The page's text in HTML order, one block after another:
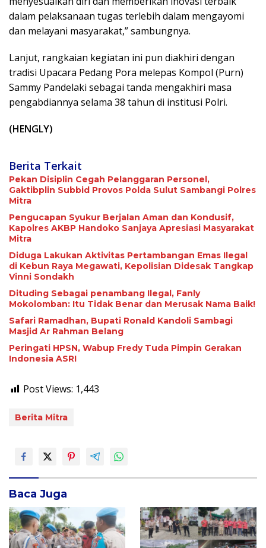
dalam pelaksanaan tugas terlebih dalam mengayomi
dan melayani masyarakat,” sambungnya.
Lanjut, rangkaian kegiatan ini pun diakhiri dengan
tradisi Upacara Pedang Pora melepas Kompol (Purn)
Sammy Pandelaki sebagai tanda mengakhiri masa
pengabdiannya selama 38 tahun di institusi Polri.
(HENGLY)
Berita Terkait
Pekan Disiplin Cegah Pelanggaran Personel,
Gaktibplin Subbid Provos Polda Sulut Sambangi ‎Polres
Mitra
Pengucapan Syukur Berjalan Aman dan Kondusif,
Kapolres AKBP Handoko Sanjaya Apresiasi Masyarakat
Mitra
Diduga Lakukan Aktivitas Pertambangan Emas Ilegal
di Kebun Raya Megawati, Kepolisian Didesak Tangkap
Vinni Sondakh
Dituding Sebagai penambang Ilegal, Fanly
Mokolomban: Itu Tidak Benar dan Merusak Nama Baik!
Safari Ramadhan, Bupati Ronald Kandoli Sambagi
Masjid Ar Rahman Belang
Peringati HPSN, Wabup Fredy Tuda Pimpin Gerakan
Indonesia ASRI
Post Views: 1,443
Berita Mitra
Baca Juga